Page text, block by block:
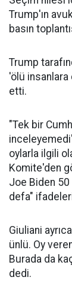
Trump'ın
basın
Trump
'ölü insanlara
etti.
"Tek bir
oylarla ilgili
Komite'den
Joe Biden 50
defa"
Giuliani
ünlü. Oy
Burada da
dedi.